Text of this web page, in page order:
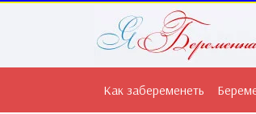
Как забеременеть